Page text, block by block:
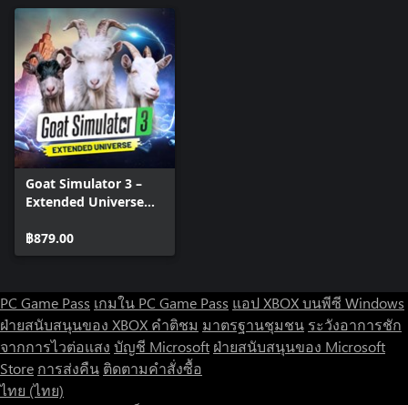
Goat Simulator 3 –
Extended Universe
฿879.00
PC Game Pass เกมใน PC Game Pass แอป XBOX บนพีซี Windows
ฝ่ายสนับสนุนของ XBOX คำติชม มาตรฐานชุมชน ระวังอาการชัก
จากการไวต่อแสง บัญชี Microsoft ฝ่ายสนับสนุนของ Microsoft
Store การส่งคืน ติดตามคำสั่งซื้อ
ไทย (ไทย)